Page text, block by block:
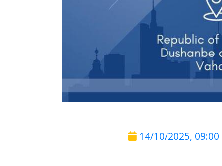
14/10/2025, 09:00